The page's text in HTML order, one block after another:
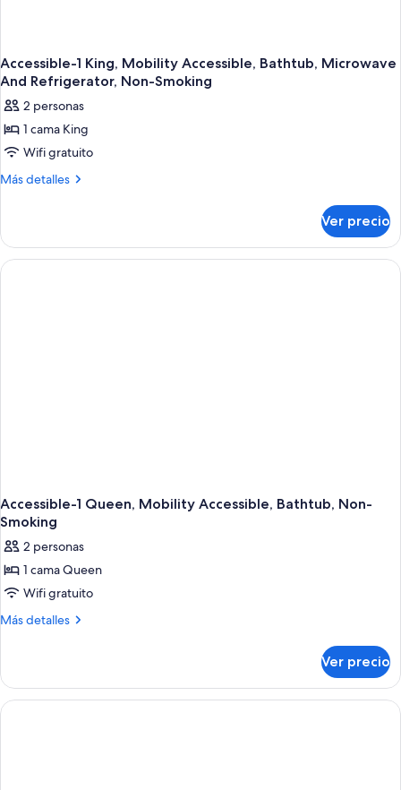
Accessible-1 King, Mobility Accessible, Bathtub, Microwave
And Refrigerator, Non-Smoking
2 personas
1 cama King
Wifi gratuito
Más detalles
Más
1
King,
Mobility
Ver precio
Accessible-1 Queen, Mobility Accessible, Bathtub, Non-
Smoking
2 personas
1 cama Queen
Wifi gratuito
Más detalles
Más
1
Queen,
Mobility
Ver precio